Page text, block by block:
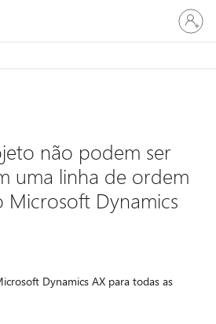
Entre
em
sua
não podem ser
uma linha de ordem
Dynamics
Dynamics AX para todas as